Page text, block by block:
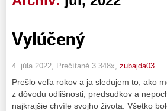
Vylúčený
4. júla 2022, Prečítané 3 348x, zubajda03
Prešlo veľa rokov a ja sledujem to, ako
z dôvodu odlišnosti, predsudkov a
najkrajšie chvíle svojho života. Všetko